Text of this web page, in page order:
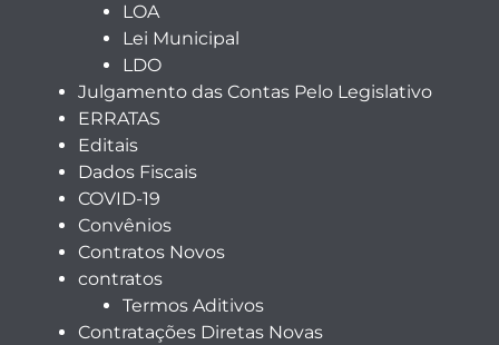
LOA
Lei Municipal
LDO
Julgamento das Contas Pelo Legislativo
ERRATAS
Editais
Dados Fiscais
COVID-19
Convênios
Contratos Novos
contratos
Termos Aditivos
Contratações Diretas Novas